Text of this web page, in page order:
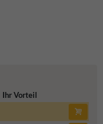
Ihr Vorteil